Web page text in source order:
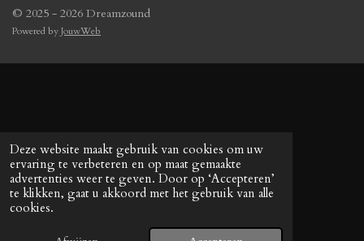
Deze website maakt gebruik van cookies om uw
ervaring te verbeteren en op maat gemaakte
advertenties weer te geven. Door op ‘Accepteren’
te klikken, gaat u akkoord met het gebruik van alle
cookies.
© 2025 - 2026 Dreamzound
Powered byJouwWeb